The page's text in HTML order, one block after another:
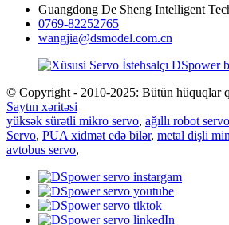
Guangdong De Sheng Intelligent
0769-82252765
wangjia@dsmodel.com.cn
© Copyright - 2010-2025: Bütün hüquqlar
Saytın xəritəsi
yüksək sürətli mikro servo, ağıllı robot servo
Servo, PUA xidmət edə bilər, metal dişli
avtobus servo,